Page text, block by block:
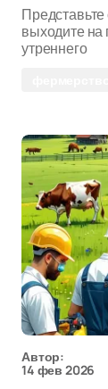
выходите на
утреннего
Автор:
14 фев 2026